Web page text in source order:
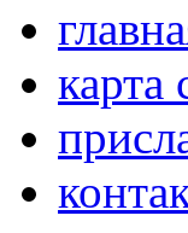
карта